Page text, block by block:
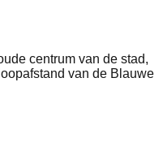
centrum van de stad,
van de Blauwe